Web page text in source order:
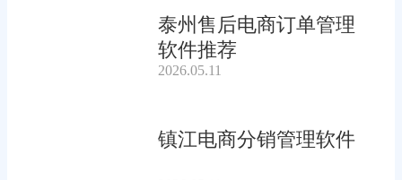
泰州售后电商订单管理
软件推荐
2026.05.11
镇江电商分销管理软件